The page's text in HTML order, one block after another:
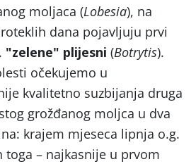
moljaca (Lobesia), na
dana pojavljuju prvi
"zelene" plijesni (Botrytis).
očekujemo u
kvalitetno suzbijanja druga
grožđanog moljca u dva
krajem mjeseca lipnja o.g.
toga – najkasnije u prvom